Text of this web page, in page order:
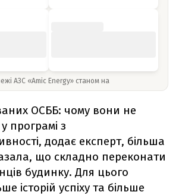
АЗС «Amic Energy» станом на
ОСББ: чому вони не
програмі з
додає експерт, більша
що складно переконати
будинку. Для цього
історій успіху та більше